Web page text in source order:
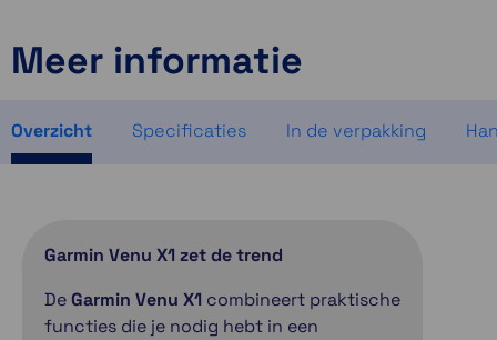
Meer informatie
Overzicht Specificaties In de verpakking
Garmin Venu X1 zet de trend
DeGarmin Venu X1 combineert praktische
functies die je nodig hebt in een